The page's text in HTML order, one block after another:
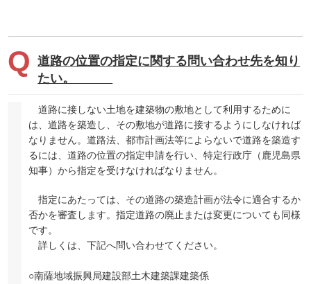
道路の位置の指定に関する問い合わせ先を知り
たい。
道路に接しない土地を建築物の敷地として利用するために
は、道路を築造し、その敷地が道路に接するようにしなければ
なりません。道路法、都市計画法等によらないで道路を築造す
るには、道路の位置の指定申請を行い、特定行政庁（鹿児島県
知事）から指定を受けなければなりません。
指定にあたっては、その道路の築造計画が法令に適合するか
否かを審査します。指定道路の廃止または変更についても同様
です。
詳しくは、下記へ問い合わせてください。
○南薩地域振興局建設部土木建築課建築係